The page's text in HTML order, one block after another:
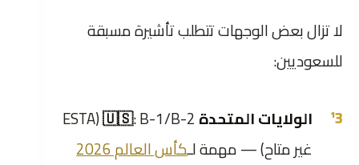
لا تزال بعض الوجهات تتطلب تأشيرة مسبقة
للسعوديين:
الولايات المتحدة 🇺🇸
: B-1/B-2 (ESTA
غير متاح) — مهمة لـكأس العالم 2026